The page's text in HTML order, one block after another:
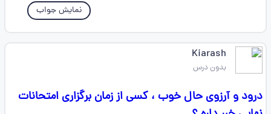
نمایش جواب
Kiarash
بدون درس
درود و آرزوی حال خوب ، کسی از زمان برگزاری امتحانات